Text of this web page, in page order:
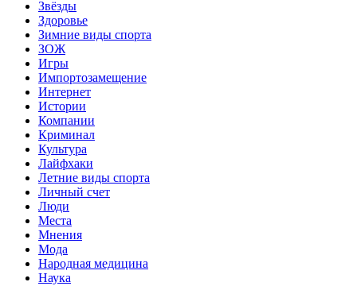
Звёзды
Здоровье
Зимние виды спорта
ЗОЖ
Игры
Импортозамещение
Интернет
Истории
Компании
Криминал
Культура
Лайфхаки
Летние виды спорта
Личный счет
Люди
Места
Мнения
Мода
Народная медицина
Наука